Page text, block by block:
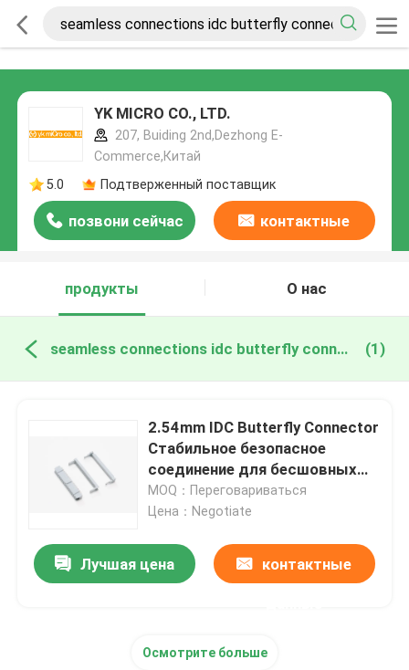
YK MICRO CO., LTD.
207, Buiding 2nd,Dezhong E-
Commerce,Китай
5.0
Подтверженный поставщик
позвони сейчас контактные
продукты
О нас
seamless connections idc butterfly connector онлайн производство (1)
2.54mm IDC Butterfly Connector
Стабильное безопасное
соединение для бесшовных
соединений
MOQ：Переговариваться
Цена：Negotiate
Лучшая цена контактные
Осмотрите больше